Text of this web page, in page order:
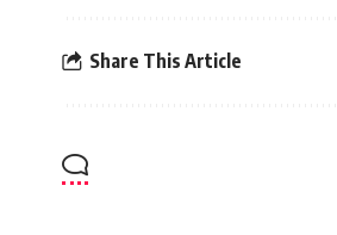
Share This Article